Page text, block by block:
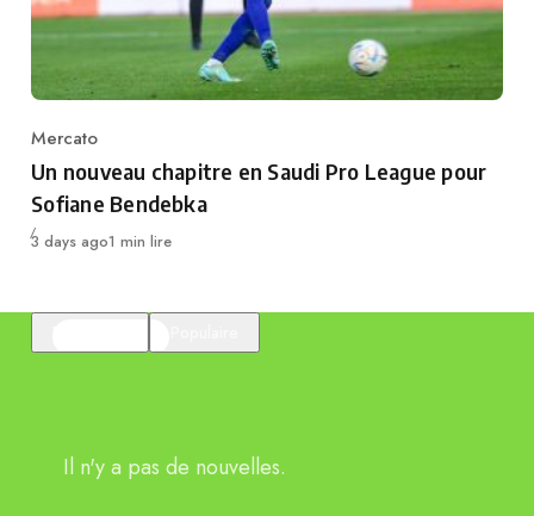
Category
Mercato
Un nouveau chapitre en Saudi Pro League pour
Sofiane Bendebka
Publié
3 days ago1 min lire
Il n'y a pas de nouvelles.